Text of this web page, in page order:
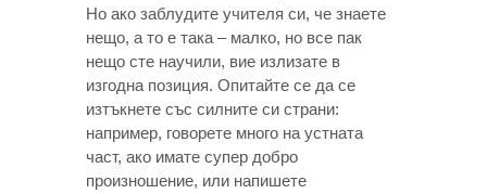
Но ако заблудите учителя си, че знаете
нещо, а то е така – малко, но все пак
нещо сте научили, вие излизате в
изгодна позиция. Опитайте се да се
изтъкнете със силните си страни:
например, говорете много на устната
част, ако имате супер добро
произношение, или напишете